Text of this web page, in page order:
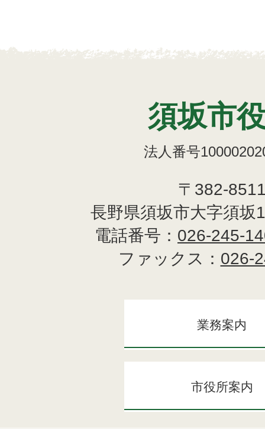
須坂市
法人番号
〒382-
長野県須坂市大字須坂
電話番号： 026-245-
ファックス： 026-
業務案内
市役所案内